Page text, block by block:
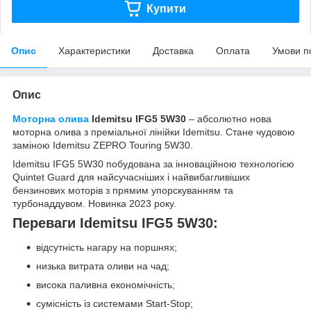
Купити
Опис Характеристики Доставка Оплата Умови
Опис
Моторна олива Idemitsu IFG5 5W30 – абсолютно нова
моторна олива з преміальної лінійки Idemitsu. Стане чудовою
заміною Idemitsu ZEPRO Touring 5W30.
Idemitsu IFG5 5W30 побудована за інноваційною технологією
Quintet Guard для найсучасніших і найвибагливіших
бензинових моторів з прямим упорскуванням та
турбонаддувом. Новинка 2023 року.
Переваги Idemitsu IFG5 5W30:
відсутність нагару на поршнях;
низька витрата оливи на чад;
висока паливна економічність;
сумісність із системами Start-Stop;